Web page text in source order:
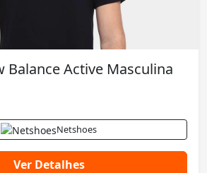
Balance Active Masculina
Netshoes
Ver Detalhes